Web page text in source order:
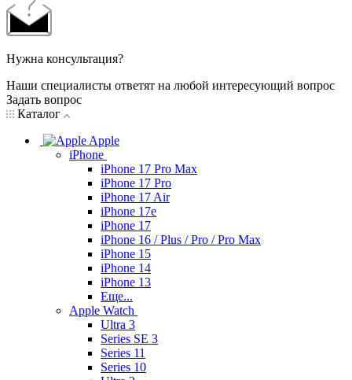
Нужна консультация?
Наши специалисты ответят на любой интересующий вопрос
Задать вопрос
Каталог
Apple
iPhone
iPhone 17 Pro Max
iPhone 17 Pro
iPhone 17 Air
iPhone 17e
iPhone 17
iPhone 16 / Plus / Pro / Pro Max
iPhone 15
iPhone 14
iPhone 13
Еще...
Apple Watch
Ultra 3
Series SE 3
Series 11
Series 10